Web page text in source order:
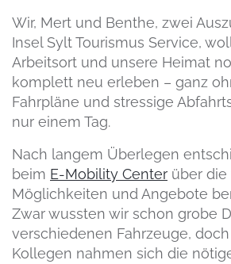
Wir, Mert und Benthe, zwei
Insel Sylt Tourismus Service,
Arbeitsort und unsere Heimat
komplett neu erleben – ganz
Fahrpläne und stressige
nur einem Tag.
Nach langem Überlegen
beim E-Mobility Center über
Möglichkeiten und Angebote
Zwar wussten wir schon grobe
verschiedenen Fahrzeuge,
Kollegen nahmen sich die